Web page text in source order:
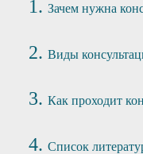
Зачем нужна
Виды
Как проходит
Список